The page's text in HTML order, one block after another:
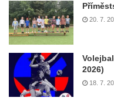
20. 7.
2026)
18. 7.